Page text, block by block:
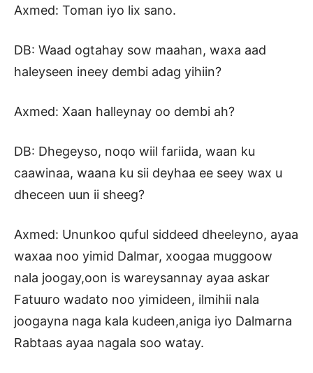
Axmed: Toman iyo lix sano.
DB: Waad ogtahay sow maahan, waxa aad
haleyseen ineey dembi adag yihiin?
Axmed: Xaan halleynay oo dembi ah?
DB: Dhegeyso, noqo wiil fariida, waan ku
caawinaa, waana ku sii deyhaa ee seey wax u
dheceen uun ii sheeg?
Axmed: Ununkoo quful siddeed dheeleyno, ayaa
waxaa noo yimid Dalmar, xoogaa muggoow
nala joogay,oon is wareysannay ayaa askar
Fatuuro wadato noo yimideen, ilmihii nala
joogayna naga kala kudeen,aniga iyo Dalmarna
Rabtaas ayaa nagala soo watay.